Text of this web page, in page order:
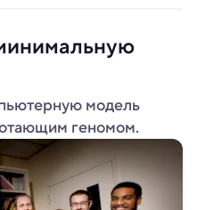
модель
геномом.